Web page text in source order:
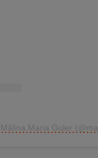
Maria Guler